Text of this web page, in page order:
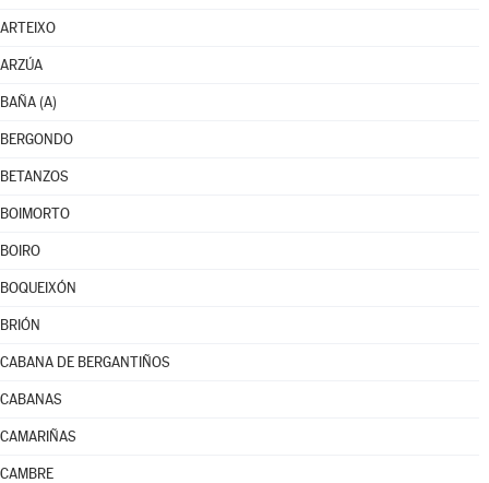
ARTEIXO
ARZÚA
BAÑA (A)
BERGONDO
BETANZOS
BOIMORTO
BOIRO
BOQUEIXÓN
BRIÓN
CABANA DE BERGANTIÑOS
CABANAS
CAMARIÑAS
CAMBRE